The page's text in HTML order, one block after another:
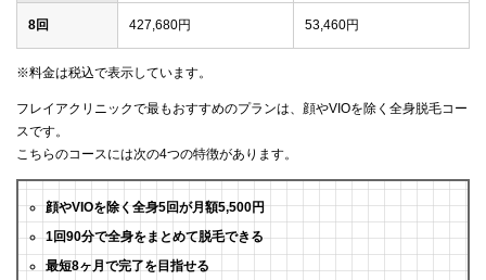
8回 427,680円 53,460円
※料金は税込で表示しています。
フレイアクリニックで最もおすすめのプランは、顔やVIOを除く全身脱毛コー
スです。
こちらのコースには次の4つの特徴があります。
顔やVIOを除く全身5回が月額5,500円
1回90分で全身をまとめて脱毛できる
最短8ヶ月で完了を目指せる